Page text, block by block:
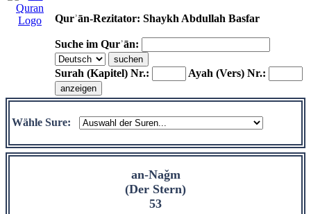
Qurʾān-Rezitator: Shaykh Abdullah Basfar
Suche im Qurʾān:
Surah (Kapitel) Nr.: Ayah (Vers) Nr.:
Wähle Sure:
an-Naǧm
(Der Stern)
53